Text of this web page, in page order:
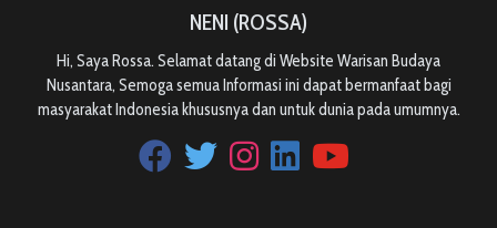
NENI (ROSSA)
Hi, Saya Rossa. Selamat datang di Website Warisan Budaya
Nusantara, Semoga semua Informasi ini dapat bermanfaat bagi
masyarakat Indonesia khususnya dan untuk dunia pada umumnya.